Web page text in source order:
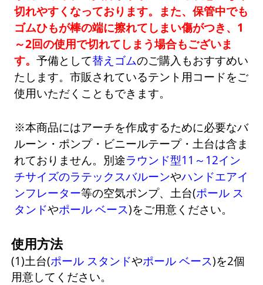
切れやすくなっております。また、保管中でも
ゴムひもが棒の端に擦れてしまい傷がつき、1
～2回の使用で切れてしまう場合もございま
す。予備として替えゴムのご購入もおすすめい
たします。市販されているテント用コードをご
使用いただくこともできます。
※本商品にはアーチを作成するために必要なバ
ルーン・ポンプ・ビニールテープ・土台は含ま
れておりません。別途ラウンド型11～12イン
チサイズのラテックスバルーンやハンドエアイ
ンフレーター等の空気ポンプ、土台(ポール ス
タンドやポール ベース)をご用意ください。
使用方法
(1)土台(ポール スタンドやポール ベース)を2個
用意してください。